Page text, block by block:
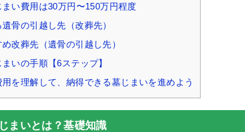
い費用は30万円〜150万円程度
骨の引越し先（改葬先）
改葬先（遺骨の引越し先）
いの手順【6ステップ】
を理解して、納得できる墓じまいを進めよう
まいとは？基礎知識